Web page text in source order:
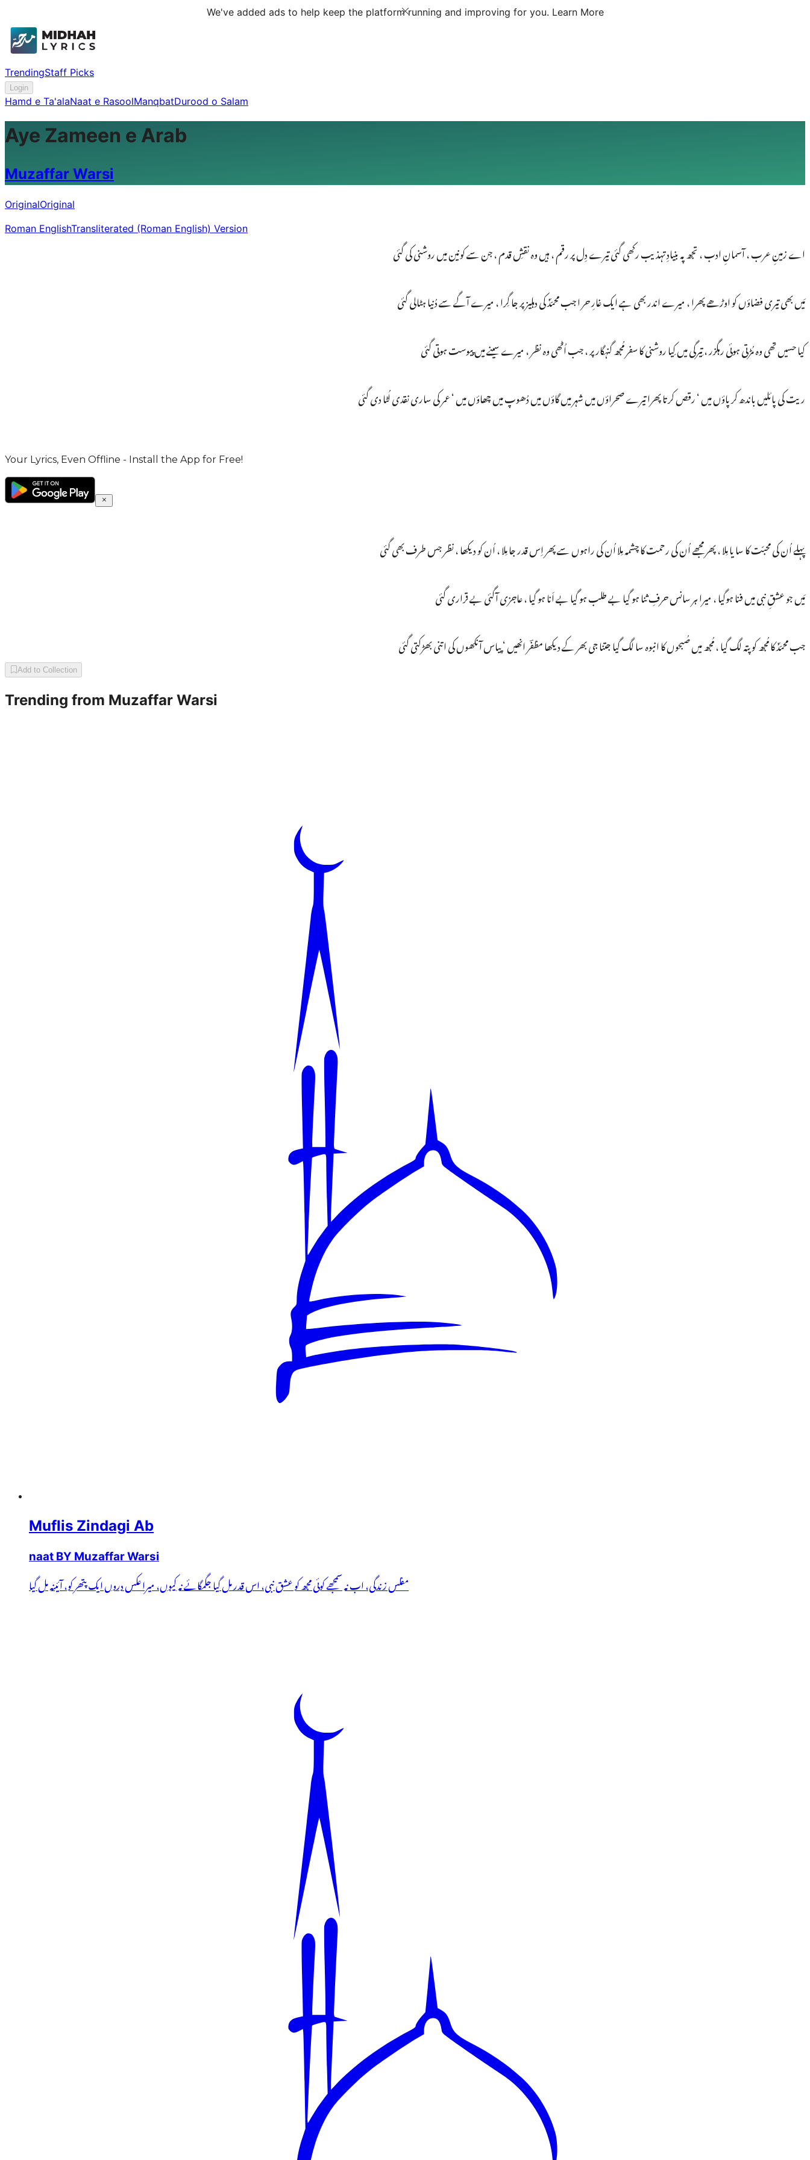
We've added ads to help keep the platform running and improving for you. Learn More
TrendingStaff Picks
Login
Hamd e Ta'alaNaat e RasoolManqbatDurood o Salam
Aye Zameen e Arab
Muzaffar Warsi
OriginalOriginal
Roman EnglishTransliterated (Roman English) Version
اے زمینِ عرب ، آسمانِ ادب ، تجھ پہ بنیادِ تہذیب رکھی گئی تیرے دِل پر رقم ، ہیں وہ نقشِ قدم ، جن سے کونین میں روشنی کی گئی
مَیں بھی تیری فضاؤں کو اوڑھے پھرا ، میرے اندر بھی ہے ایک غارِ حر ا جب محمّدؐ کی دہلیز پر جا گِرا ، میرے آگے سے دُنیا ہٹالی گئی
کیا حسیں تھی وہ مُڑتی ہوئی رہگزر ، تِیرگی میں کِیا روشنی کا سفر مُجھ گنہگار پر ، جب اُٹھی وہ نظر ، میرے سینے میں پیوست ہوتی گئی
ریت کی پائلیں باندھ کر پاؤں میں ‘ رقص کرتا پھرا تیرے صحراؤں میں شہر میں گاؤں میں دُھوپ میں چھاؤں میں ‘ عمر کی ساری نقدی لُٹا دی گئی
Your Lyrics, Even Offline - Install the App for Free!
پہلے اُن کی محبّت کا سا یا مِلا ، پھر مجھے اُن کی رحمت کا چشمہ مِلا اُن کی راہوں سے پھر اِس قدر جا مِلا ، اُن کو دیکھا ، نظر جس طرف بھی گئی
مَیں جو عشقِ نبی میں فنا ہوگیا ، میرا ہر سانس حرفِ ثنا ہو گیا بے طلب ہو گیا بے اَنا ہو گیا ، عاجزی آگئی بے قراری گئی
جب محمّدؐ کا مُجھ کو پتہ لگ گیا ، مُجھ میں صُبحوں کا انبوہ سا لگ گیا جتنا جی بھر کے دیکھا مظفؔر انھیں ‘ پیاس آنکھوں کی اتنی بھڑکتی گئی
Add to Collection
Trending from Muzaffar Warsi
Muflis Zindagi Ab
naat BY Muzaffar Warsi
مفلس زندگی، اب نہ سمجھے کوئی مجھ کو عشق نبی، اس قدر مل گیا جگمگائے نہ کیوں، میرا عکس دروں ایک پتھر کو، آئینہ مل گیا